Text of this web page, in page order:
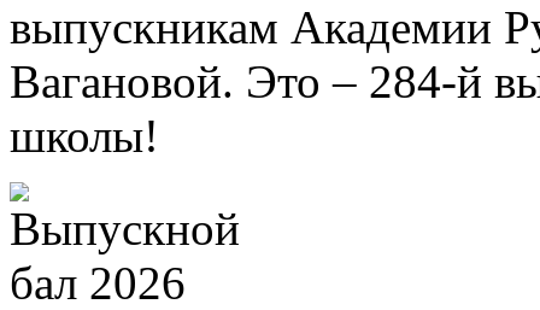
выпускникам Академии
Вагановой. Это – 284-й
школы!